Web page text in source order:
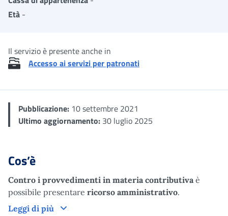
Età -
Il servizio è presente anche in
Accesso ai servizi per patronati
Pubblicazione: 10 settembre 2021
Ultimo aggiornamento: 30 luglio 2025
Cos’è
Contro i provvedimenti in materia contributiva è
possibile presentare ricorso amministrativo.
Leggi di più
Cos’è